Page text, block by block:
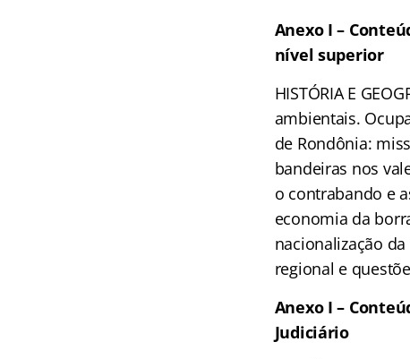
Anexo I –
nível superior
HISTÓRIA E
ambientais.
de Rondônia:
bandeiras nos
o contrabando e
economia da
nacionalização
regional e
Anexo I –
Judiciário